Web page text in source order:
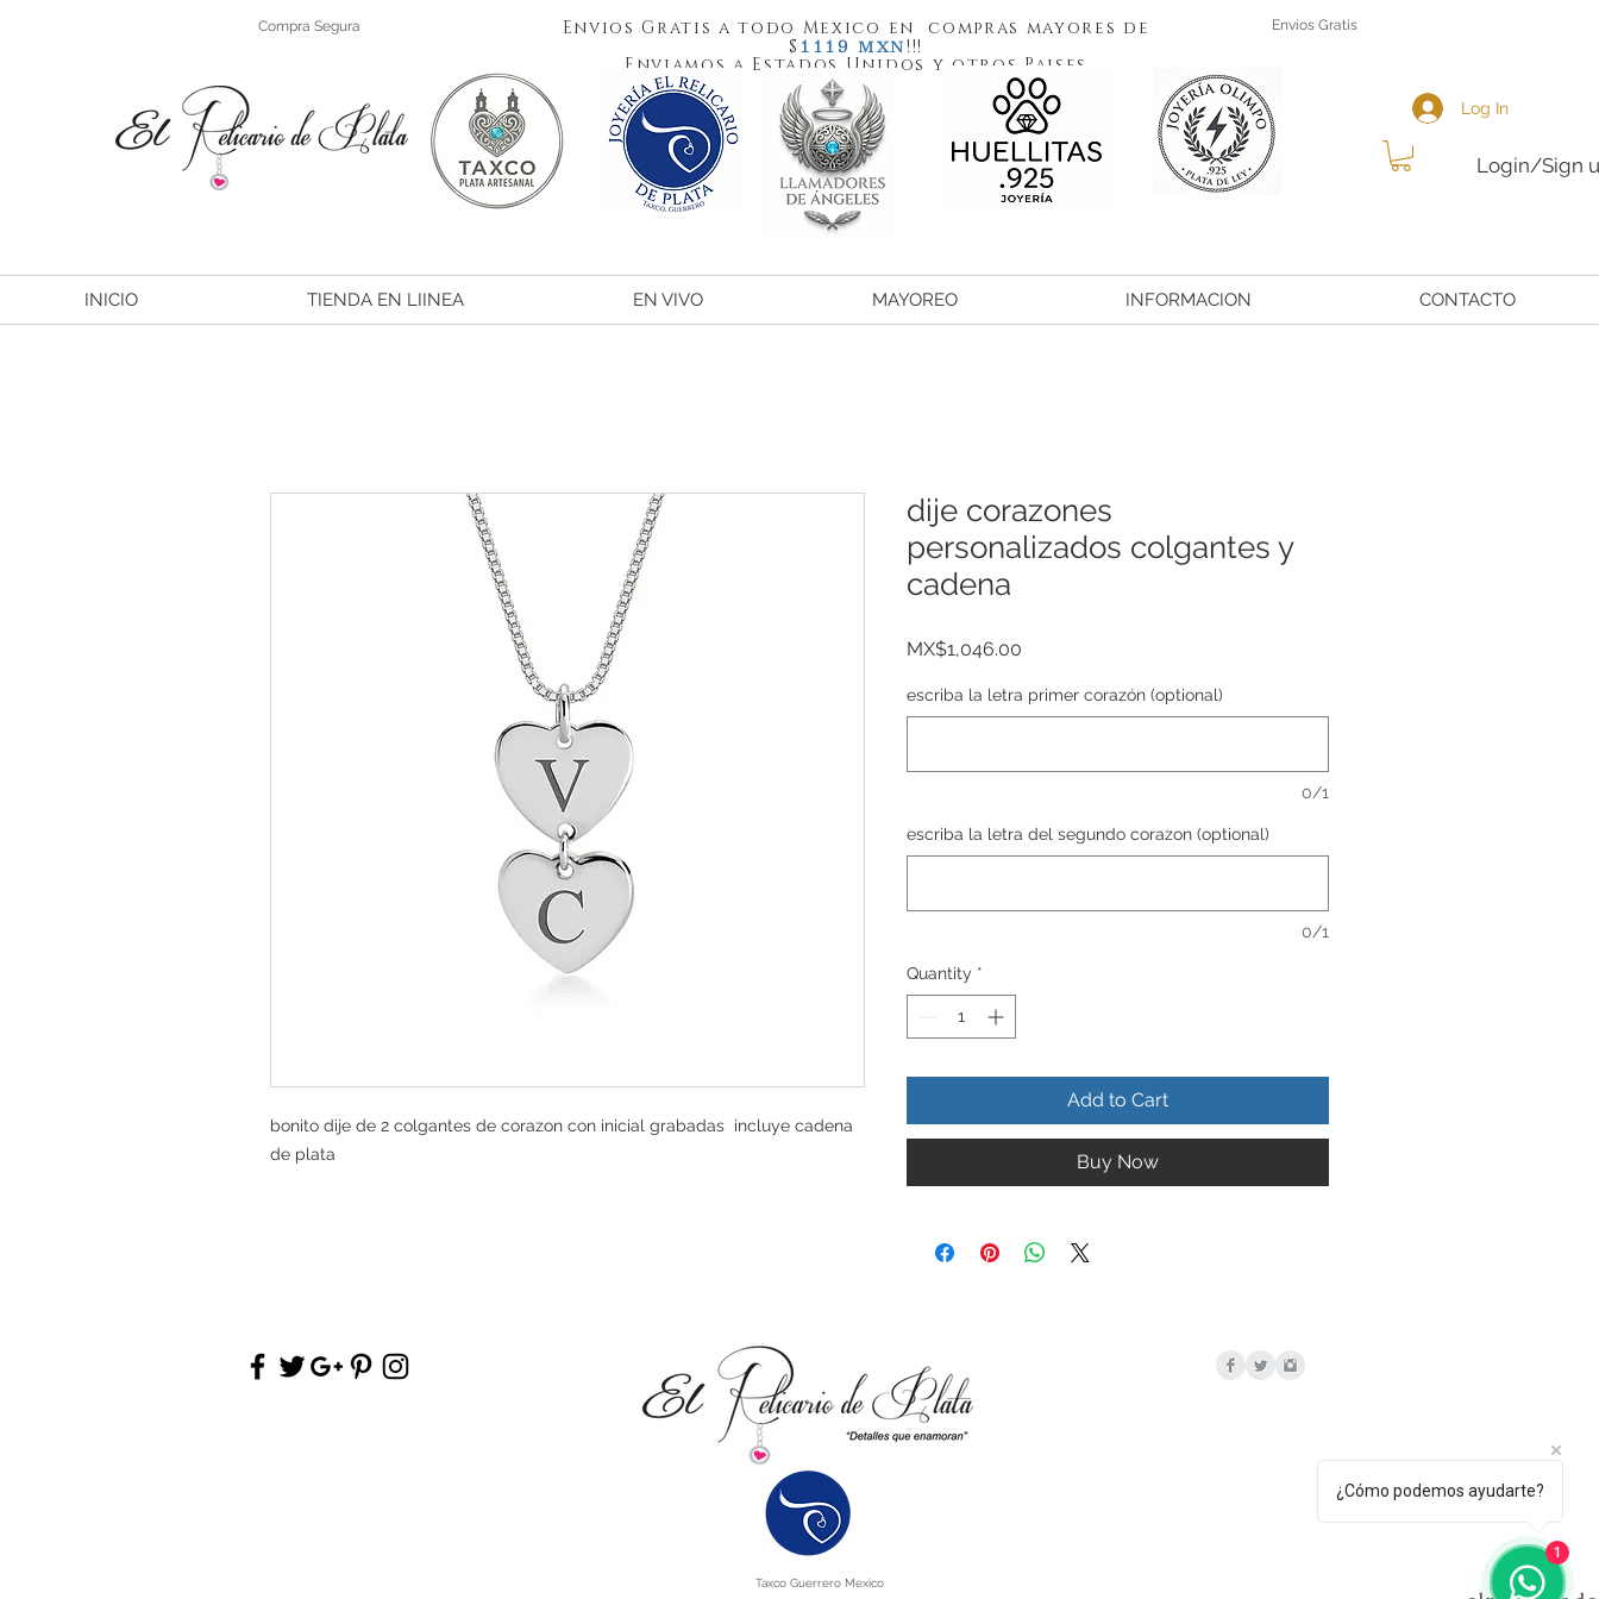
Compra Segura
Envios Gratis a todo Mexico en compras mayores de
$ 1119 MXN!!!
Enviamos a Estados Unidos y otros Paises
Envios Gratis
Login/Sign
Log In
INICIO TIENDA EN LIINEA EN VIVO MAYOREO INFORMACION CONTACTO
bonito dije de 2 colgantes de corazon con inicial grabadas incluye cadena
de plata
dije corazones
personalizados colgantes y
cadena
MX$1,046.00
escriba la letra primer corazón (optional)
0/1
escriba la letra del segundo corazon (optional)
0/1
Quantity *
Add to Cart
Buy Now
Taxco Guerrero Mexico
¿Cómo podemos ayudarte?
1